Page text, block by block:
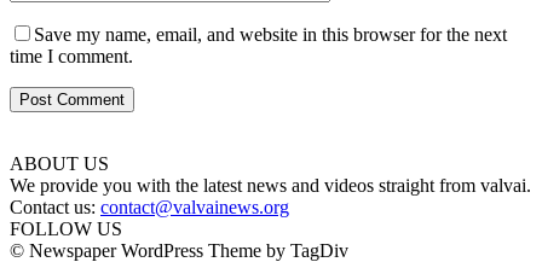
Save my name, email, and website in this browser for the next
time I comment.
ABOUT US
We provide you with the latest news and videos straight from valvai.
Contact us: contact@valvainews.org
FOLLOW US
© Newspaper WordPress Theme by TagDiv